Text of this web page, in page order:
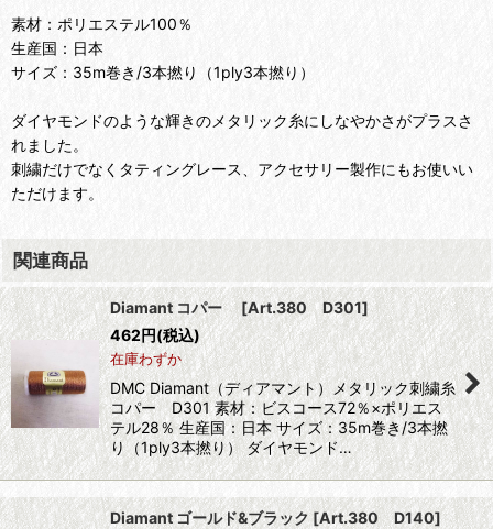
素材：ポリエステル100％
生産国：日本
サイズ：35m巻き/3本撚り（1ply3本撚り）
ダイヤモンドのような輝きのメタリック糸にしなやかさがプラスさ
れました。
刺繍だけでなくタティングレース、アクセサリー製作にもお使いい
ただけます。
関連商品
Diamant コパー [Art.380 D301]
462円(税込)
在庫わずか
DMC Diamant（ディアマント）メタリック刺繍糸
コパー D301 素材：ビスコース72％×ポリエス
テル28％ 生産国：日本 サイズ：35m巻き/3本撚
り（1ply3本撚り） ダイヤモンド…
Diamant ゴールド&ブラック [Art.380 D140]